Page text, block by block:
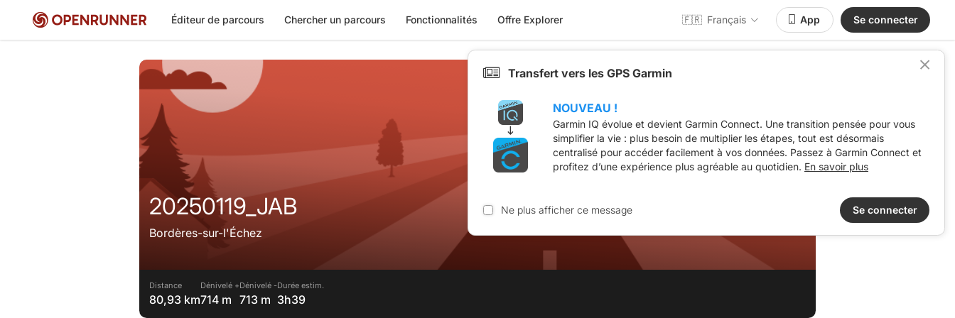
Éditeur de parcours Chercher un parcours Fonctionnalités Offre Explorer 🇫🇷 Français App Se connecter
20250119_JAB
Bordères-sur-l'Échez
Distance
80,93 km
Dénivelé +
714 m
Dénivelé -
713 m
Durée estim.
3h39
Transfert vers les GPS Garmin
NOUVEAU !
Garmin IQ évolue et devient Garmin Connect. Une transition pensée pour vous
simplifier la vie : plus besoin de multiplier les étapes, tout est désormais
centralisé pour accéder facilement à vos données. Passez à Garmin Connect et
profitez d’une expérience plus agréable au quotidien. En savoir plus
Ne plus afficher ce message Se connecter